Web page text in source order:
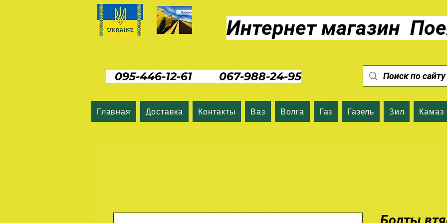
Интернет магазин
095-446-12-61 067-988-24-95
Главная Доставка Контакты Ваз Волга Газ Газель Зил Камаз